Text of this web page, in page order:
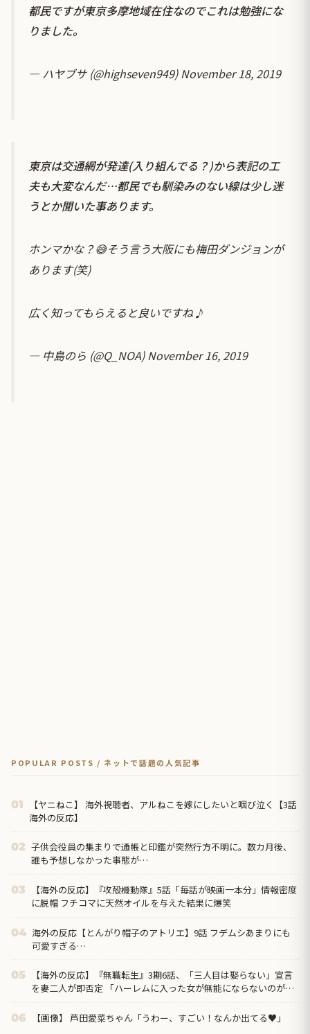
都民ですが東京多摩地域在住なのでこれは勉強にな
りました。
— ハヤブサ (@highseven949)November 18, 2019
東京は交通網が発達(入り組んでる？)から表記の工
夫も大変なんだ…都民でも馴染みのない線は少し迷
うとか聞いた事あります。
ホンマかな？😅そう言う大阪にも梅田ダンジョンが
あります(笑)
広く知ってもらえると良いですね♪
— 中島のら (@Q_NOA)November 16, 2019
POPULAR POSTS / ネットで話題の人気記事
01
【ヤニねこ】 海外視聴者、アルねこを嫁にしたいと咽び泣く【3話
海外の反応】
02 子供会役員の集まりで通帳と印鑑が突然行方不明に。数カ月後、
誰も予想しなかった事態が…
03
【海外の反応】『攻殻機動隊』5話「毎話が映画一本分」情報密度
に脱帽 フチコマに天然オイルを与えた結果に爆笑
04 海外の反応【とんがり帽子のアトリエ】9話 フデムシあまりにも
可愛すぎる…
05
【海外の反応】『無職転生』3期6話、「三人目は娶らない」宣言
を妻二人が即否定 「ハーレムに入った女が無能にならないのがこ
06 【画像】 芦田愛菜ちゃん「うわー、すごい！なんか出てる♥」